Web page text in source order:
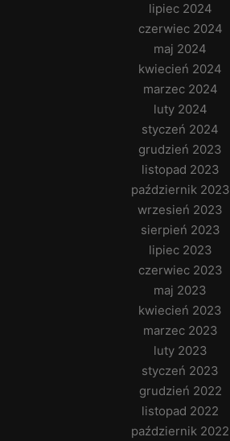
lipiec 2024
czerwiec 2024
maj 2024
kwiecień 2024
marzec 2024
luty 2024
styczeń 2024
grudzień 2023
listopad 2023
październik 2023
wrzesień 2023
sierpień 2023
lipiec 2023
czerwiec 2023
maj 2023
kwiecień 2023
marzec 2023
luty 2023
styczeń 2023
grudzień 2022
listopad 2022
październik 2022